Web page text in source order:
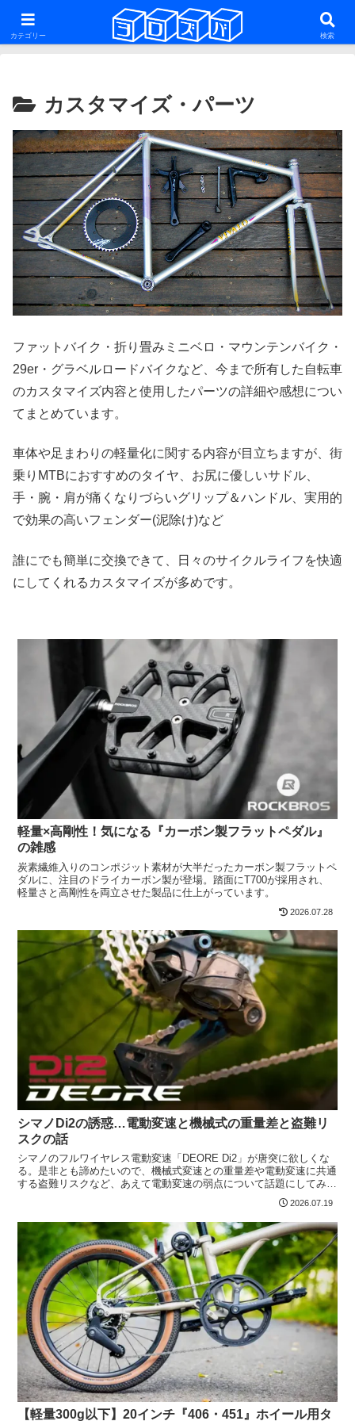
ファットバイク・29er・ミニベロ・グラベルロードを話題にした雑多な自転車
系ブログ
カスタマイズ・パーツ
ファットバイク・折り畳みミニベロ・マウンテンバイク・
29er・グラベルロードバイクなど、今まで所有した自転車
のカスタマイズ内容と使用したパーツの詳細や感想につい
てまとめています。
車体や足まわりの軽量化に関する内容が目立ちますが、街
乗りMTBにおすすめのタイヤ、お尻に優しいサドル、
手・腕・肩が痛くなりづらいグリップ＆ハンドル、実用的
で効果の高いフェンダー(泥除け)など
誰にでも簡単に交換できて、日々のサイクルライフを快適
にしてくれるカスタマイズが多めです。
軽量×高剛性！気になる『カーボン製フラットペダル』
の雑感
炭素繊維入りのコンポジット素材が大半だったカーボン製フラットペ
ダルに、注目のドライカーボン製が登場。踏面にT700が採用され、
軽量さと高剛性を両立させた製品に仕上がっています。
2026.07.28
シマノDi2の誘惑…電動変速と機械式の重量差と盗難リ
スクの話
シマノのフルワイヤレス電動変速「DEORE Di2」が唐突に欲しくな
る。是非とも諦めたいので、機械式変速との重量差や電動変速に共通
する盗難リスクなど、あえて電動変速の弱点について話題にしてみま
2026.07.19
【軽量300g以下】20インチ『406・451』ホイール用タ
カテゴリー 検索